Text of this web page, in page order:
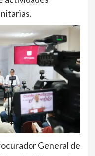
General de